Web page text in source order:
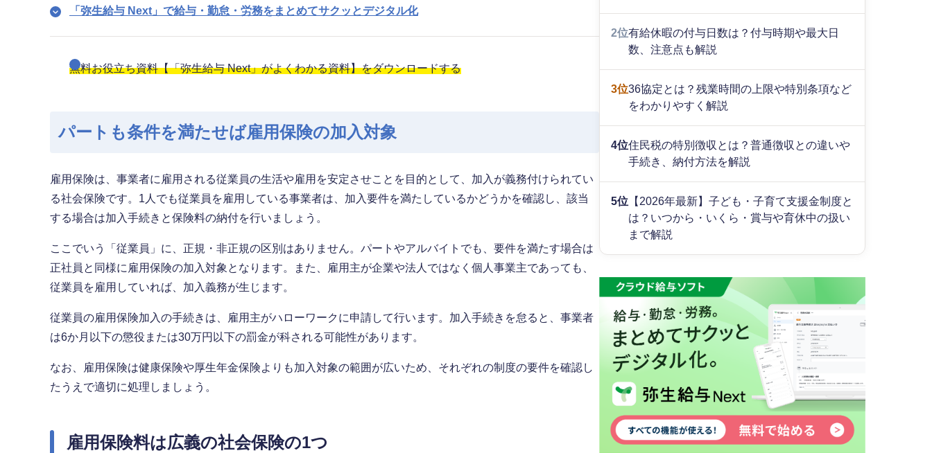
「弥生給与 Next」で給与・勤怠・労務をまとめてサクッとデジタル化
無料お役立ち資料【「弥生給与 Next」がよくわかる資料】をダウンロードする
パートも条件を満たせば雇用保険の加入対象
雇用保険は、事業者に雇用される従業員の生活や雇用を安定させことを目的として、加入が義務付けられてい
る社会保険です。1人でも従業員を雇用している事業者は、加入要件を満たしているかどうかを確認し、該当
する場合は加入手続きと保険料の納付を行いましょう。
ここでいう「従業員」に、正規・非正規の区別はありません。パートやアルバイトでも、要件を満たす場合は
正社員と同様に雇用保険の加入対象となります。また、雇用主が企業や法人ではなく個人事業主であっても、
従業員を雇用していれば、加入義務が生じます。
従業員の雇用保険加入の手続きは、雇用主がハローワークに申請して行います。加入手続きを怠ると、事業者
は6か月以下の懲役または30万円以下の罰金が科される可能性があります。
なお、雇用保険は健康保険や厚生年金保険よりも加入対象の範囲が広いため、それぞれの制度の要件を確認し
たうえで適切に処理しましょう。
雇用保険料は広義の社会保険の1つ
2位有給休暇の付与日数は？付与時期や最大日
数、注意点も解説
3位36協定とは？残業時間の上限や特別条項など
をわかりやすく解説
4位住民税の特別徴収とは？普通徴収との違いや
手続き、納付方法を解説
5位 【2026年最新】子ども・子育て支援金制度と
は？いつから・いくら・賞与や育休中の扱い
まで解説